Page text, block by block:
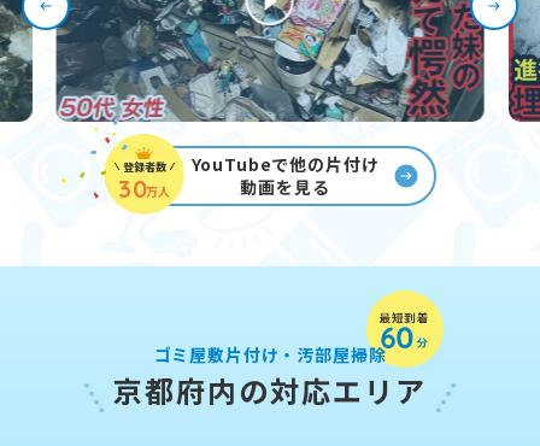
登録者数
30万人
YouTubeで他の片付け
動画を見る
ゴミ屋敷片付け・汚部屋掃除
京都府内の対応エリア